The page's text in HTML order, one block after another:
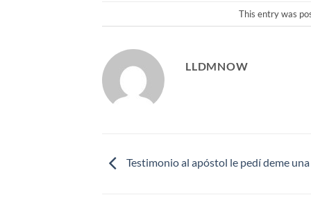
This entry was
LLDMNOW
Testimonio al apóstol le pedí deme